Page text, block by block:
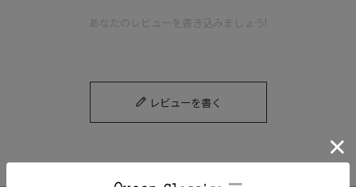
あなたのレビューを書き込みましょう!
レビューを書く